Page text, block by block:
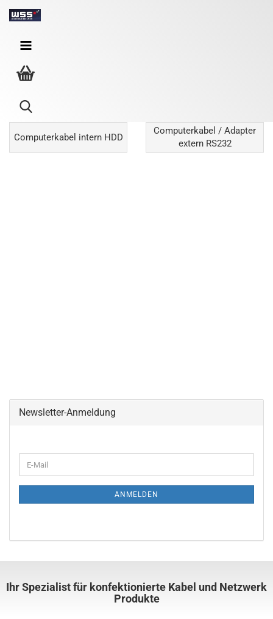
Computerkabel / RS232
Computerkabel intern HDD
Computerkabel / Adapter
extern RS232
Newsletter-Anmeldung
ANMELDEN
Ihr Spezialist für konfektionierte Kabel und Netzwerk
Produkte